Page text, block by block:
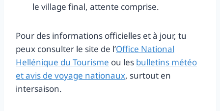
le village final, attente comprise.
Pour des informations officielles et à jour, tu
peux consulter le site de l’Office National
Hellénique du Tourisme ou les bulletins météo
et avis de voyage nationaux, surtout en
intersaison.